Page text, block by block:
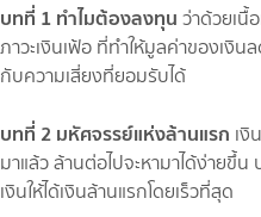
บทที่ 1 ทำไมต้องลงทุน ว่าด้วยเนื้
ภาวะเงินเฟ้อ ที่ทำให้มูลค่าของเงิ
กับความเสี่ยงที่ยอมรับได้
บทที่ 2 มหัศจรรย์แห่งล้านแรก เงิ
มาแล้ว ล้านต่อไปจะหามาได้ง่ายขึ้
เงินให้ได้เงินล้านแรกโดยเร็วที่สุด